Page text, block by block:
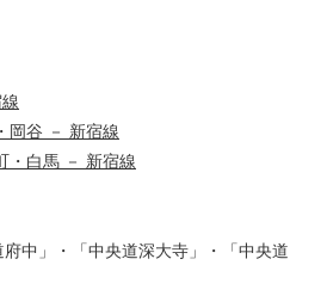
岡谷 － 新宿線
・白馬 － 新宿線
」・「中央道深大寺」・「中央道